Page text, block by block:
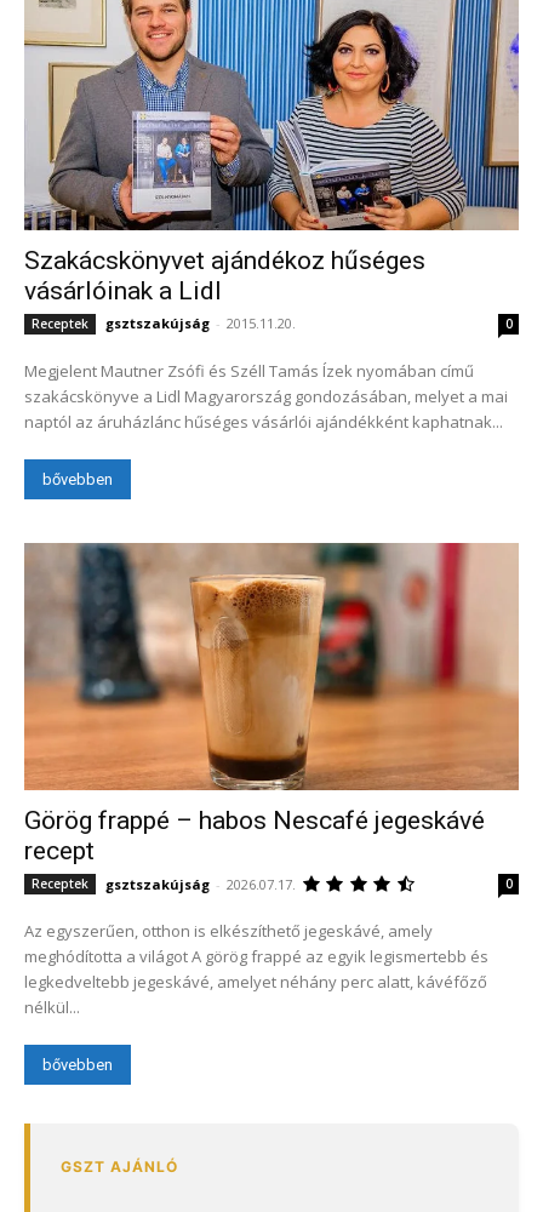
Szakácskönyvet ajándékoz hűséges
vásárlóinak a Lidl
Receptek gsztszakújság - 2015.11.20. 0
Megjelent Mautner Zsófi és Széll Tamás Ízek nyomában című
szakácskönyve a Lidl Magyarország gondozásában, melyet a mai
naptól az áruházlánc hűséges vásárlói ajándékként kaphatnak...
bővebben
Görög frappé – habos Nescafé jegeskávé
recept
Receptek gsztszakújság - 2026.07.17. 0
Az egyszerűen, otthon is elkészíthető jegeskávé, amely
meghódította a világot A görög frappé az egyik legismertebb és
legkedveltebb jegeskávé, amelyet néhány perc alatt, kávéfőző
nélkül...
bővebben